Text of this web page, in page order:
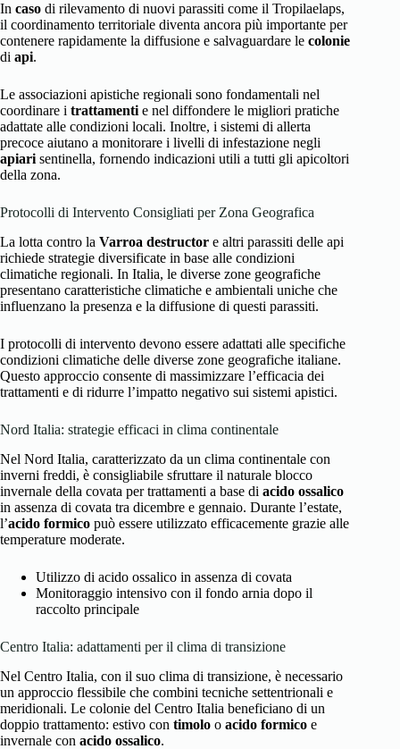
In caso di rilevamento di nuovi parassiti come il Tropilaelaps,
il coordinamento territoriale diventa ancora più importante per
contenere rapidamente la diffusione e salvaguardare le colonie
di api.
Le associazioni apistiche regionali sono fondamentali nel
coordinare i trattamenti e nel diffondere le migliori pratiche
adattate alle condizioni locali. Inoltre, i sistemi di allerta
precoce aiutano a monitorare i livelli di infestazione negli
apiari sentinella, fornendo indicazioni utili a tutti gli apicoltori
della zona.
Protocolli di Intervento Consigliati per Zona Geografica
La lotta contro la Varroa destructor e altri parassiti delle api
richiede strategie diversificate in base alle condizioni
climatiche regionali. In Italia, le diverse zone geografiche
presentano caratteristiche climatiche e ambientali uniche che
influenzano la presenza e la diffusione di questi parassiti.
I protocolli di intervento devono essere adattati alle specifiche
condizioni climatiche delle diverse zone geografiche italiane.
Questo approccio consente di massimizzare l’efficacia dei
trattamenti e di ridurre l’impatto negativo sui sistemi apistici.
Nord Italia: strategie efficaci in clima continentale
Nel Nord Italia, caratterizzato da un clima continentale con
inverni freddi, è consigliabile sfruttare il naturale blocco
invernale della covata per trattamenti a base di acido ossalico
in assenza di covata tra dicembre e gennaio. Durante l’estate,
l’acido formico può essere utilizzato efficacemente grazie alle
temperature moderate.
Utilizzo di acido ossalico in assenza di covata
Monitoraggio intensivo con il fondo arnia dopo il
raccolto principale
Centro Italia: adattamenti per il clima di transizione
Nel Centro Italia, con il suo clima di transizione, è necessario
un approccio flessibile che combini tecniche settentrionali e
meridionali. Le colonie del Centro Italia beneficiano di un
doppio trattamento: estivo con timolo o acido formico e
invernale con acido ossalico.